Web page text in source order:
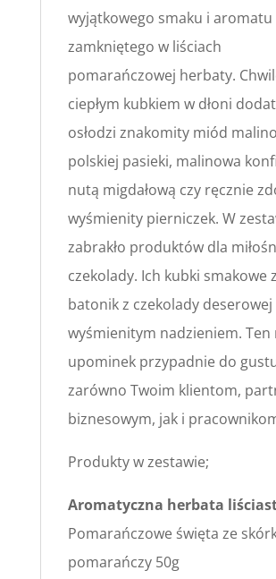
wyjątkowego smaku i aromatu
zamkniętego w liściach
pomarańczowej herbaty.
ciepłym kubkiem w dłoni
osłodzi znakomity miód
polskiej pasieki, malinowa
nutą migdałową czy ręcznie
wyśmienity pierniczek. W
zabrakło produktów dla
czekolady. Ich kubki smakowe
batonik z czekolady deserowej
wyśmienitym nadzieniem. Ten
upominek przypadnie do
zarówno Twoim klientom,
biznesowym, jak i
Produkty w zestawie;
Aromatyczna herbata
Pomarańczowe święta ze
pomarańczy 50g